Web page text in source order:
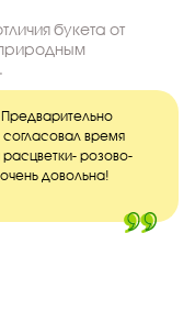
букета от
природным
время
розово-
довольна!